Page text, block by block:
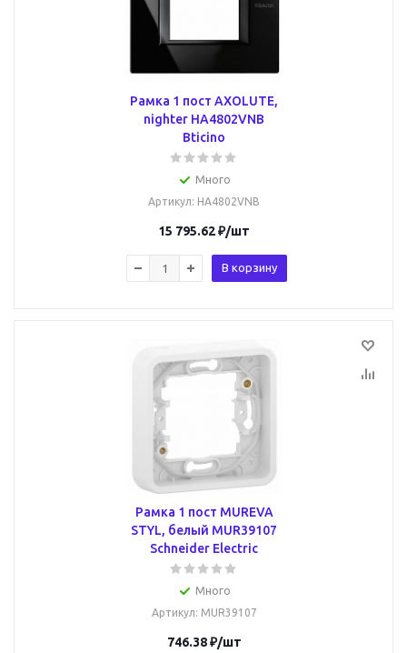
Рамка 1 пост AXOLUTE,
nighter HA4802VNB
Bticino
Много
Артикул: HA4802VNB
15 795.62₽/шт
В корзину
Рамка 1 пост MUREVA
STYL, белый MUR39107
Schneider Electric
Много
Артикул: MUR39107
746.38₽/шт